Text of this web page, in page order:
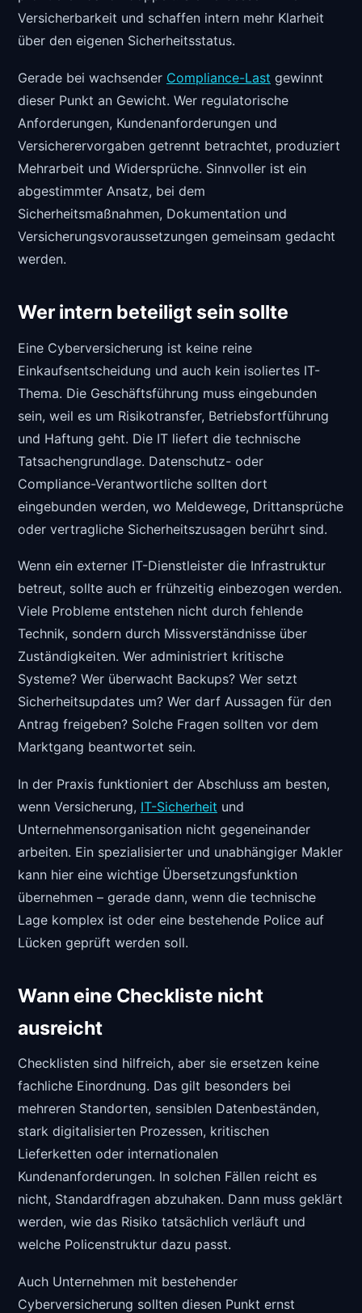
Versicherbarkeit und schaffen intern mehr Klarheit
über den eigenen Sicherheitsstatus.
Gerade bei wachsender Compliance-Last gewinnt
dieser Punkt an Gewicht. Wer regulatorische
Anforderungen, Kundenanforderungen und
Versicherervorgaben getrennt betrachtet, produziert
Mehrarbeit und Widersprüche. Sinnvoller ist ein
abgestimmter Ansatz, bei dem
Sicherheitsmaßnahmen, Dokumentation und
Versicherungsvoraussetzungen gemeinsam gedacht
werden.
Wer intern beteiligt sein sollte
Eine Cyberversicherung ist keine reine
Einkaufsentscheidung und auch kein isoliertes IT-
Thema. Die Geschäftsführung muss eingebunden
sein, weil es um Risikotransfer, Betriebsfortführung
und Haftung geht. Die IT liefert die technische
Tatsachengrundlage. Datenschutz- oder
Compliance-Verantwortliche sollten dort
eingebunden werden, wo Meldewege, Drittansprüche
oder vertragliche Sicherheitszusagen berührt sind.
Wenn ein externer IT-Dienstleister die Infrastruktur
betreut, sollte auch er frühzeitig einbezogen werden.
Viele Probleme entstehen nicht durch fehlende
Technik, sondern durch Missverständnisse über
Zuständigkeiten. Wer administriert kritische
Systeme? Wer überwacht Backups? Wer setzt
Sicherheitsupdates um? Wer darf Aussagen für den
Antrag freigeben? Solche Fragen sollten vor dem
Marktgang beantwortet sein.
In der Praxis funktioniert der Abschluss am besten,
wenn Versicherung, IT-Sicherheit und
Unternehmensorganisation nicht gegeneinander
arbeiten. Ein spezialisierter und unabhängiger Makler
kann hier eine wichtige Übersetzungsfunktion
übernehmen – gerade dann, wenn die technische
Lage komplex ist oder eine bestehende Police auf
Lücken geprüft werden soll.
Wann eine Checkliste nicht
ausreicht
Checklisten sind hilfreich, aber sie ersetzen keine
fachliche Einordnung. Das gilt besonders bei
mehreren Standorten, sensiblen Datenbeständen,
stark digitalisierten Prozessen, kritischen
Lieferketten oder internationalen
Kundenanforderungen. In solchen Fällen reicht es
nicht, Standardfragen abzuhaken. Dann muss geklärt
werden, wie das Risiko tatsächlich verläuft und
welche Policenstruktur dazu passt.
Auch Unternehmen mit bestehender
Cyberversicherung sollten diesen Punkt ernst